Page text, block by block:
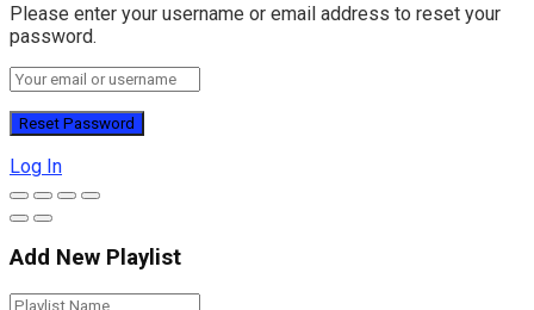
Please enter your username or email address to reset your
password.
Log In
Add New Playlist